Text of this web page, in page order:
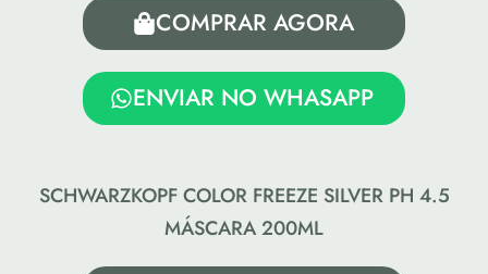
COMPRAR AGORA
ENVIAR NO WHASAPP
SCHWARZKOPF COLOR FREEZE SILVER PH 4.5
MÁSCARA 200ML